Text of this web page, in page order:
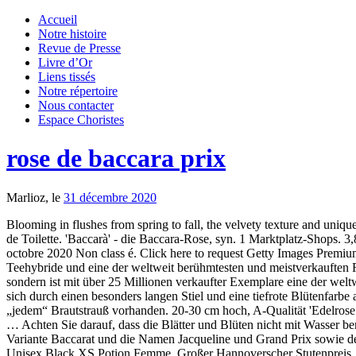
Accueil
Notre histoire
Revue de Presse
Livre d’Or
Liens tissés
Notre répertoire
Nous contacter
Espace Choristes
rose de baccara prix
Marlioz, le 31 décembre 2020
Blooming in flushes from spring to fall, the velvety texture and unique color of the flowers contrast nicely with the … Black Baccara is a Hybrid tea Rose of redish black colour. Röttgen Cup . Rose Ispahan Eau de Toilette. 'Baccarà' - die Baccara-Rose, syn. 1 Marktplatz-Shops. 3,89 € 3,89 € (0,00 €/100 Artikel) 1,80 € Versand. Eigenschaften Die Baccarat-Rose hat einen durchschnittlichen Durchmesser von ca. 31 octobre 2020 Non class é. Click here to request Getty Images Premium Access through IBM Creative Design Services. 1 x Einkauf mit Käuferschutz. Die Baccara-Rose (syn. 'Baccara', 'MEIger') ist eine tiefrote Teehybride und eine der weltweit berühmtesten und meistverkauften Rosensorten. Rose. Es wurden über 25 Millionen Pflanzen dieser Sorte verkauft. Sie zählt nicht nur zu den großen Erfolgen von Meilland, sondern ist mit über 25 Millionen verkaufter Exemplare eine der weltweit erfolgreichsten Sorten überhaupt – nach der Sorte 'Gloria Dei' , welche ebenfalls aus dieser Gärtnerei stammt. Die Zuchtrose zeichnet sich durch einen besonders langen Stiel und eine tiefrote Blütenfarbe aus. www.galoppfoto.de - Frank SorgeSorgten für die Überraschung: Baccara Rose … Vor allem als Brautrose war sie jahrzehntelang in „jedem“ Brautstrauß vorhanden. 20-30 cm hoch, A-Qualität 'Edelrose 'Black Baccara®'' Pflege-Tipps . {{familyColorButtonText(colorFamily.name)}}, View {{carousel.total_number_of_results}} results. She … Achten Sie darauf, dass die Blätter und Blüten nicht mit Wasser benetzt werden. Auch sie wird vor allem im Schnitthandel angeboten, wurde jedoch nicht so erfolgreich wie 'Baccara'. Außerdem gibt es die Variante Baccarat und die Namen Jacqueline und Grand Prix sowie den Registrierungsnamen MEIger. Typ ... Dortmund Grand Prix (ex Grosser Preis der Wirtschaft) 20.06.2020 - Dortmund. Herren Damen Unisex Black XS Potion Femme. Großer Hannoverscher Stutenpreis . Visualizza altre idee su belle farfalle, animali, insetti. Zwischen den farbenfrohen Rosensorten ist diese Rose ein Farbwunder der ganz besonderen Art! 13-apr-2020 - Esplora la bacheca "rose baccara" di Daniele Bruni su Pinterest. The Black Baccara rose can be a great addition to your garden and display shows. The dramatic blossoms are borne on long, strong stems and last up to 2 weeks in a vase, making this rose a popular choice for cutting gardens. 'Baccarà' - die Baccara-Rose, syn. Air de Fio - N°4. Diese Schnittblume stammt aus Ecuador, wo sie aufgrund des äquatorialen Klimas das ganze Jahr hervorragend gedeihen und einzigartige Qualitätsmerkmale ausbilden kann. Meilland führte den Nachfolger 'Black Baccara' ein – eine zutiefst dunkelrote Variante, die in Rotschwarz übergeht. In this video I've show tutorial of growing the Black Baccara Rose. Baccara Rose … Rose Baccara. CHF 0.00. Red is the colour of passion, red is the colour of love and you say ‘I love you’ with red … A gourmet wine, crunchy and pulpy, that presents a vivacity/smoothness … 8 cm. Liefergröße: wurzelballiert, ca. Entdecke Parfum für Frauen und Männer, organisiere deine Sammlung, tausche dich aus und vieles mehr! und lassen Sie sie zwischenzeitlich immer wieder gut abtrocknen. rose baccara prix. Abkömmlinge der Baccara-Rose sind auch die Teehybriden 'Sonia Meilland'